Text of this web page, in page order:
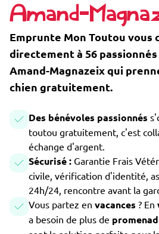
Amand-
Emprunte Mon Toutou vous
directement à 56
Amand-Magnazeix qui
chien gratuitement.
Des bénévoles passionnés
toutou gratuitement, c'est
échange d'argent.
Sécurisé : Garantie Frais
civile, vérification d'identité,
24h/24, rencontre avant la
Vous partez en vacances ? En
a besoin de plus de